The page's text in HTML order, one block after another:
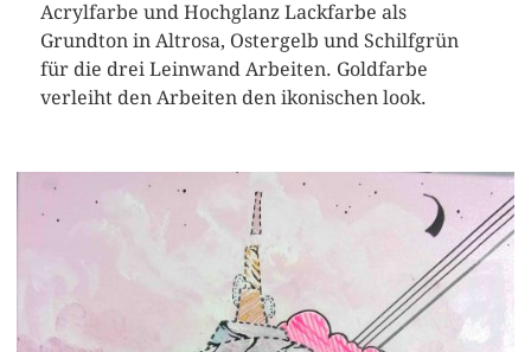
Acrylfarbe und Hochglanz Lackfarbe als
Grundton in Altrosa, Ostergelb und Schilfgrün
für die drei Leinwand Arbeiten. Goldfarbe
verleiht den Arbeiten den ikonischen look.